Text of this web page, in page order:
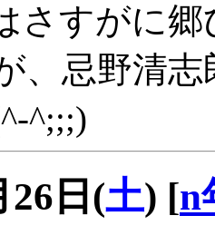
さすがに
、忌野清
^;;;)
26日(土) [n